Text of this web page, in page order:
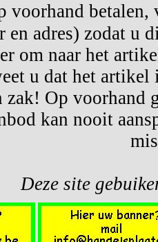
voorhand
en adres) zodat u
om naar het
u dat het artikel
zak! Op
kan nooit
Deze site